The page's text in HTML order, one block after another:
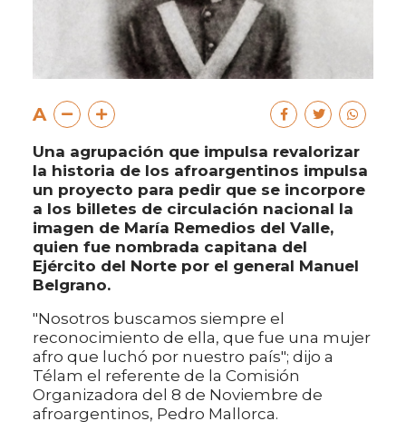
A
Una agrupación que impulsa revalorizar
la historia de los afroargentinos impulsa
un proyecto para pedir que se incorpore
a los billetes de circulación nacional la
imagen de María Remedios del Valle,
quien fue nombrada capitana del
Ejército del Norte por el general Manuel
Belgrano.
"Nosotros buscamos siempre el
reconocimiento de ella, que fue una mujer
afro que luchó por nuestro país"; dijo a
Télam el referente de la Comisión
Organizadora del 8 de Noviembre de
afroargentinos, Pedro Mallorca.